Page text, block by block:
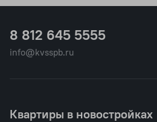
8 812 645 5555
info@kvsspb.ru
Квартиры в новостройках